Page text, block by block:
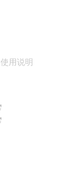
使用说明